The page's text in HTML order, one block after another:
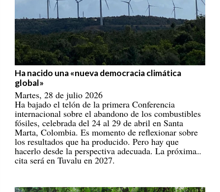
Ha nacido una «nueva democracia climática
global»
Martes, 28 de julio 2026
Ha bajado el telón de la primera Conferencia
internacional sobre el abandono de los combustibles
fósiles, celebrada del 24 al 29 de abril en Santa
Marta, Colombia. Es momento de reflexionar sobre
los resultados que ha producido. Pero hay que
hacerlo desde la perspectiva adecuada. La próxima
cita será en Tuvalu en 2027.